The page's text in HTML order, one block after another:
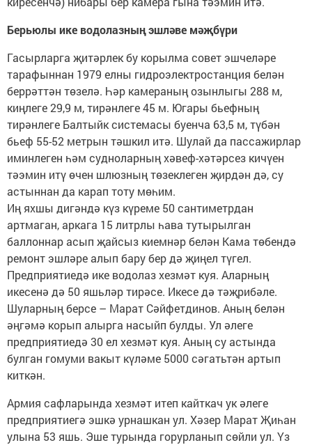
Берьюлы ике водолазның эшләве мәҗбүри
Гасырларга җитәрлек бу корылма совет эшчеләре
тарафыннан 1979 елны гидроэлектростанция белән
беррәттән төзелә. Һәр камераның озынлыгы 288 м,
киңлеге 29,9 м, тирәнлеге 45 м. Югары бьефның
тирәнлеге Балтыйк системасы буенча 63,5 м, түбән
бьеф 55-52 метрын тәшкил итә. Шулай да пассажирлар
иминлеген һәм судноларның хәвеф-хәтәрсез кичүен
тәэмин итү өчен шлюзның төзеклеген җирдән дә, су
астыннан да карап тоту мөһим.
Иң яхшы дигәндә күз күреме 50 сантиметрдан
артмаган, аркага 15 литрлы һава тутырылган
баллоннар асып җайсыз киемнәр белән Кама төбендә
ремонт эшләре алып бару бер дә җиңел түгел.
Предприятиедә ике водолаз хезмәт куя. Аларның
икесенә дә 50 яшьләр тирәсе. Икесе дә тәҗрибәле.
Шуларның берсе – Марат Сәйфетдинов. Аның белән
әңгәмә корып алырга насыйп булды. Ул әлеге
предприятиедә 30 ел хезмәт куя. Аның су астында
булган гомуми вакыт күләме 5000 сәгатьтән артып
киткән.
Армия сафларында хезмәт итеп кайткач ук әлеге
предприятиегә эшкә урнашкан ул. Хәзер Марат Җиһан
улына 53 яшь. Эше турында горурланып сөйли ул. Үз